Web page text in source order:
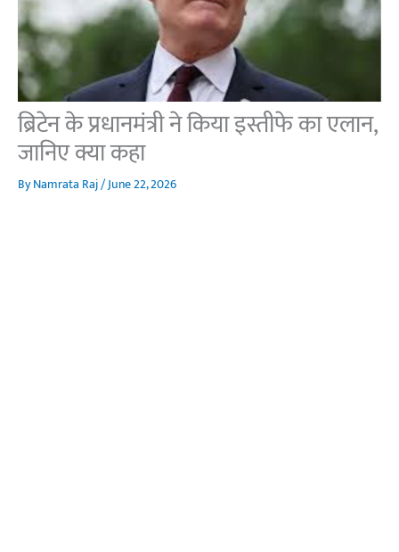
ब्रिटेन के प्रधानमंत्री ने किया इस्तीफे का एलान,
जानिए क्या कहा
ByNamrata Raj/June 22, 2026